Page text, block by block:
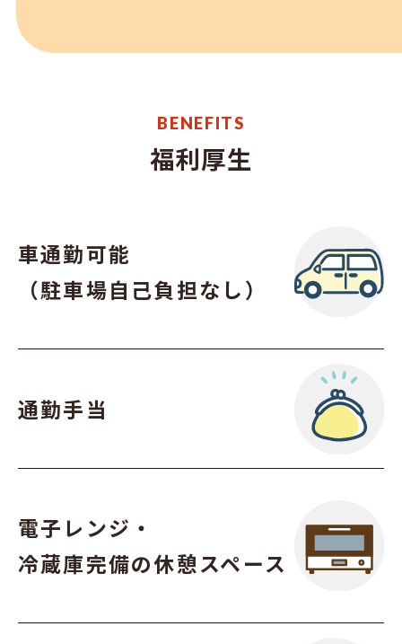
BENEFITS
福利厚生
車通勤可能
（駐車場自己負担なし）
通勤手当
電子レンジ・
冷蔵庫完備の休憩スペース